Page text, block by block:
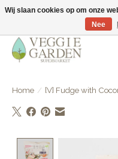
vegan & veggie products | free
Home / [V] Fudge with
Wij slaan cookies op om onze
Nee